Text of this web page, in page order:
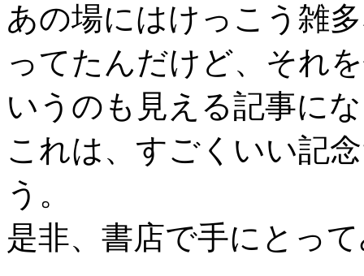
あの場にはけっこう雑
ってたんだけど、それ
いうのも見える記事に
これは、すごくいい記
う。
是非、書店で手にとっ